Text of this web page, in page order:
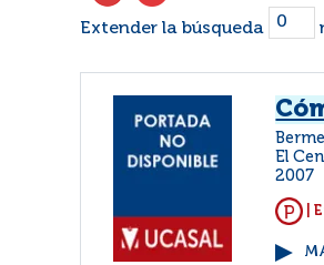
Extender la búsqueda
El
2007
|